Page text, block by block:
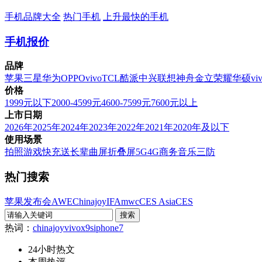
手机品牌大全 热门手机 上升最快的手机
手机报价
品牌
苹果三星华为OPPOvivoTCL酷派中兴联想神舟金立荣耀华硕
价格
1999元以下2000-4599元4600-7599元7600元以上
上市日期
2026年2025年2024年2023年2022年2021年2020年及以下
使用场景
拍照游戏快充送长辈曲屏折叠屏5G4G商务音乐三防
热门搜索
苹果发布会AWEChinajoyIFAmwcCES AsiaCES
热词： chinajoyvivox9siphone7
24小时热文